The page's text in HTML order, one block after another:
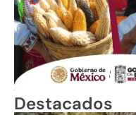
Destacados